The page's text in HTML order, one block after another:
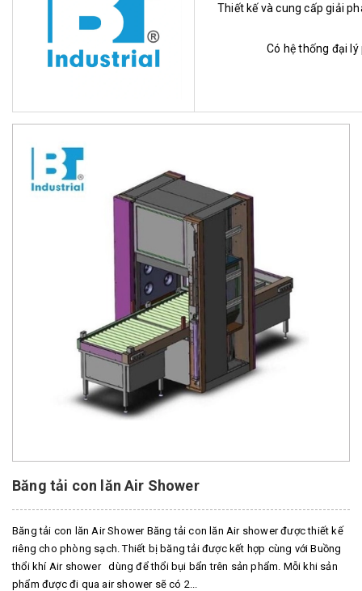
Thiết kế và cung cấp giải
Có hệ thống đại
Băng tải con lăn Air Shower
Băng tải con lăn Air Shower Băng tải con lăn Air shower được thiết kế
riêng cho phòng sạch. Thiết bị băng tải được kết hợp cùng với Buồng
thổi khí Air shower dùng để thổi bụi bẩn trên sản phẩm. Mỗi khi sản
phẩm được đi qua air shower sẽ có 2...